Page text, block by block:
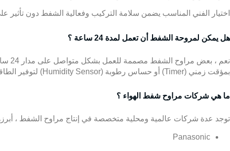
اختيار الفني المناسب يضمن سلامة التركيب وفعالية الشفط دون تأثير
هل يمكن لمروحة الشفط أن تعمل لمدة 24 ساعة ؟
بمؤقت زمني (Timer) أو حساس رطوبة (Humidity Sensor) لتوفير الطاقة ، وتقليل التآكل ورفع العمر التشغيلي للمروحة .
ما هي شركات مراوح شفط الهواء ؟
توجد عدة شركات عالمية ومحلية متخصصة في إنتاج مراوح الشفط ،
Panasonic